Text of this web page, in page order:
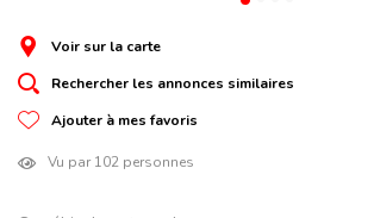
Voir sur la carte
Rechercher les annonces similaires
Ajouter à mes favoris
Vu par 102 personnes